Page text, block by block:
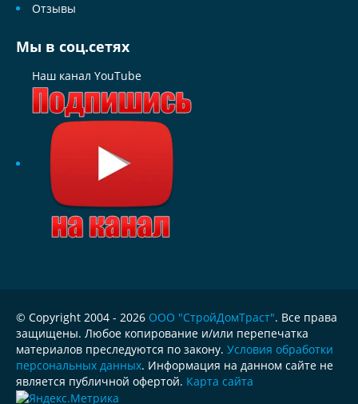
Отзывы
Мы в соц.сетях
Наш канал YouTube
© Copyright 2004 - 2026 ООО "СтройДомТраст". Все права
защищены. Любое копирование и/или перепечатка
материалов преследуются по закону. Условия обработки
персональных данных. Информация на данном сайте не
является публичной офертой. Карта сайта